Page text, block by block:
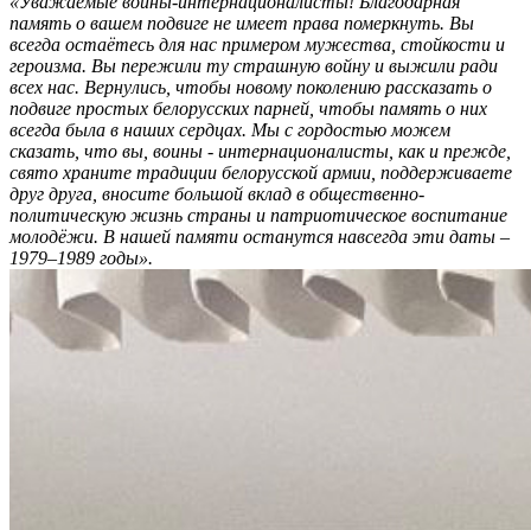
память о вашем подвиге не имеет права померкнуть. Вы
всегда остаётесь для нас примером мужества, стойкости и
героизма. Вы пережили ту страшную войну и выжили ради
всех нас. Вернулись, чтобы новому поколению рассказать о
подвиге простых белорусских парней, чтобы память о них
всегда была в наших сердцах. Мы с гордостью можем
сказать, что вы, воины - интернационалисты, как и прежде,
свято храните традиции белорусской армии, поддерживаете
друг друга, вносите большой вклад в общественно-
политическую жизнь страны и патриотическое воспитание
молодёжи. В нашей памяти останутся навсегда эти даты –
1979–1989 годы».